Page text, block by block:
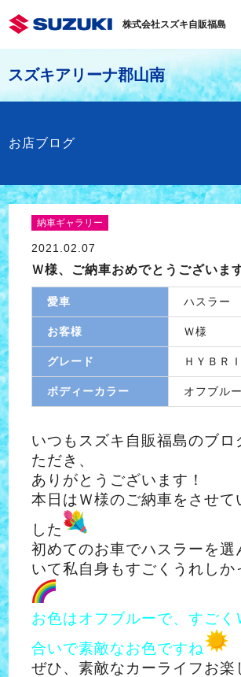
株式会社スズキ自販福島
スズキアリーナ郡山南
お店ブログ
納車ギャラリー
2021.02.07
Ｗ様、ご納車おめでとうございま
愛車 ハスラー
お客様 Ｗ様
グレード ＨＹＢＲ
ボディーカラー オフブルー
いつもスズキ自販福島のブロ
ただき、
ありがとうございます！
本日はＷ様のご納車をさせて
した
初めてのお車でハスラーを選
いて私自身もすごくうれしか
お色はオフブルーで、すごく
合いで素敵なお色ですね
ぜひ、素敵なカーライフお楽